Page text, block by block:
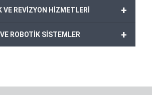
+
VE REVİZYON HİZMETLERİ
+
ROBOTİK SİSTEMLER